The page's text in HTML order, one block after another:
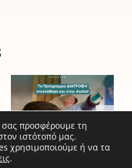
Πρόγραμμα
ΔΙΑΤΡΟΦΗ
του
Ινστιτούτου
Prolepsis
επεκτάθηκε
σας προσφέρουμε τη
ιστότοπό μας.
χρησιμοποιούμε ή να τα
.